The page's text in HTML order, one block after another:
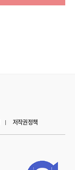
저작권정책